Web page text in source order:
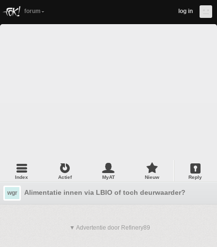
forum log in
Index Actief MyAT Nieuw Reply
wgr Alimentatie innen via LBIO of toch deurwaarder?
▼ Advertentie door Refinery89